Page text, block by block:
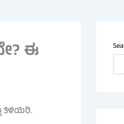
ಈ